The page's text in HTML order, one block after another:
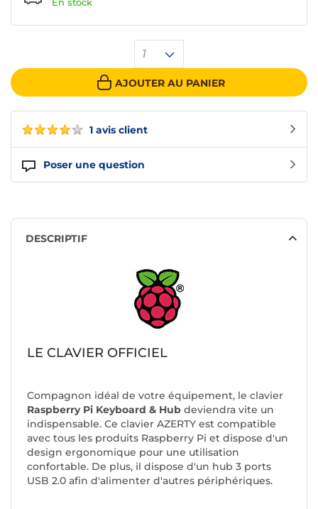
1 avis client
Poser une question
1
AJOUTER AU PANIER
En stock
DESCRIPTIF
LE CLAVIER OFFICIEL
Compagnon idéal de votre équipement, le clavier
Raspberry Pi Keyboard & Hub deviendra vite un
indispensable. Ce clavier AZERTY est compatible
avec tous les produits Raspberry Pi et dispose d'un
design ergonomique pour une utilisation
confortable. De plus, il dispose d'un hub 3 ports
USB 2.0 afin d'alimenter d'autres périphériques.